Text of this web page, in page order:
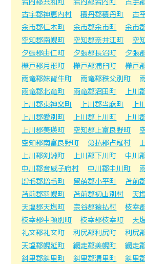
古宇郡神恵内村
積丹郡積丹町
古
余市郡仁木町
余市郡余市町
余市
空知郡南幌町
空知郡奈井江町
空
夕張郡由仁町
夕張郡長沼町
夕張
樺戸郡月形町
樺戸郡浦臼町
樺戸
雨竜郡妹背牛町
雨竜郡秩父別町
雨竜郡北竜町
雨竜郡沼田町
上川
上川郡東神楽町
上川郡当麻町
上
上川郡愛別町
上川郡上川町
上川
上川郡美瑛町
空知郡上富良野町
空知郡南富良野町
勇払郡占冠村
上川郡剣淵町
上川郡下川町
中川
中川郡音威子府村
中川郡中川町
増毛郡増毛町
留萌郡小平町
苫前
苫前郡羽幌町
苫前郡初山別村
天
天塩郡天塩町
宗谷郡猿払村
枝幸
枝幸郡中頓別町
枝幸郡枝幸町
天
礼文郡礼文町
利尻郡利尻町
利尻
天塩郡幌延町
網走郡美幌町
網走
斜里郡斜里町
斜里郡清里町
斜里